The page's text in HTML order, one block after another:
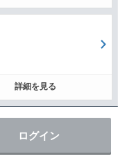
詳細を見る
ログイン